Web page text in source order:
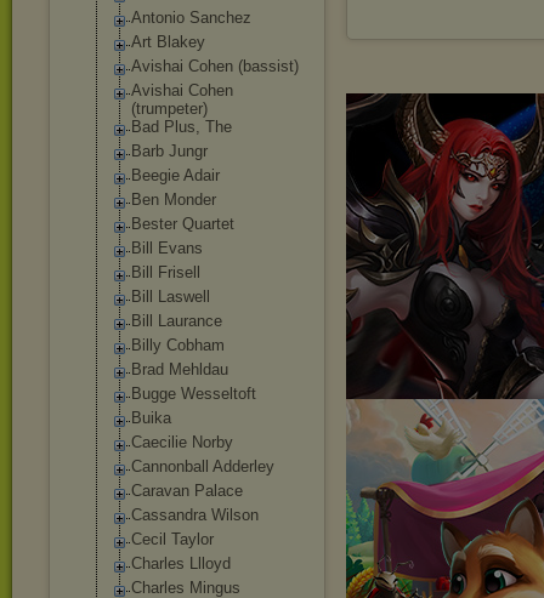
Antonio Sanchez
Art Blakey
Avishai Cohen (bassist)
Avishai Cohen
(trumpeter)
Bad Plus, The
Barb Jungr
Beegie Adair
Ben Monder
Bester Quartet
Bill Evans
Bill Frisell
Bill Laswell
Bill Laurance
Billy Cobham
Brad Mehldau
Bugge Wesseltoft
Buika
Caecilie Norby
Cannonball Adderley
Caravan Palace
Cassandra Wilson
Cecil Taylor
Charles Llloyd
Charles Mingus